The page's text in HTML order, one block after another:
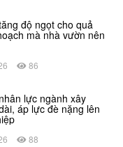
độ ngọt cho quả
mà nhà vườn nên
86
lực ngành xây
áp lực đè nặng lên
88